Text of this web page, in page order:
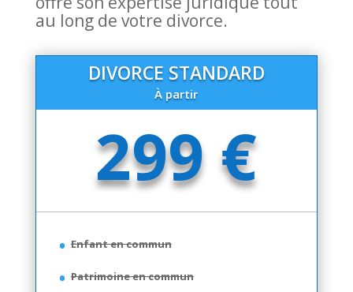
au long de votre divorce.
DIVORCE STANDARD
À partir
299 €
Enfant en commun
Patrimoine en commun